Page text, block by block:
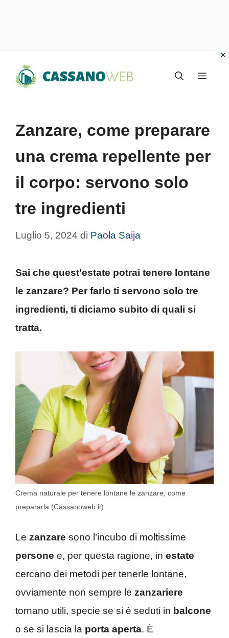
Menu
Zanzare, come preparare
una crema repellente per
il corpo: servono solo
tre ingredienti
Luglio 5, 2024 di Paola Saija
Sai che quest’estate potrai tenere lontane
le zanzare? Per farlo ti servono solo tre
ingredienti, ti diciamo subito di quali si
tratta.
Crema naturale per tenere lontane le zanzare, come
prepararla (Cassanoweb.it)
Le zanzare sono l’incubo di moltissime
persone e, per questa ragione, in estate
cercano dei metodi per tenerle lontane,
ovviamente non sempre le zanzariere
tornano utili, specie se si è seduti in balcone
o se si lascia la porta aperta. È